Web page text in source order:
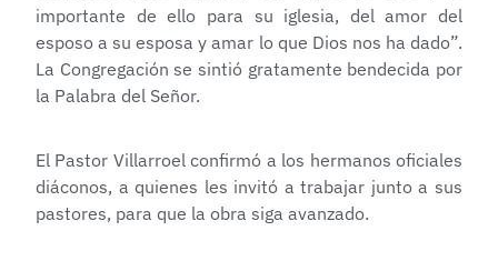
importante de ello para su iglesia, del amor del
esposo a su esposa y amar lo que Dios nos ha dado”.
La Congregación se sintió gratamente bendecida por
la Palabra del Señor.
El Pastor Villarroel confirmó a los hermanos oficiales
diáconos, a quienes les invitó a trabajar junto a sus
pastores, para que la obra siga avanzado.